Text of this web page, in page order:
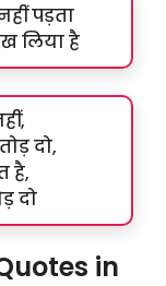
पड़ता
लिया है
दो,
है,
दो
in